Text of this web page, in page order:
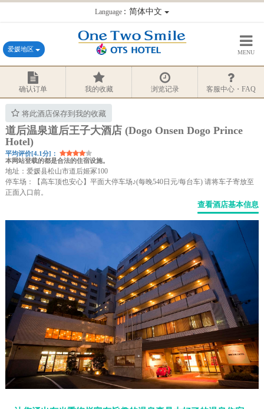
Language：简体中文
爱媛地区 MENU
确认订单 我的收藏 浏览记录 客服中心・FAQ
将此酒店保存到我的收藏
道后温泉道后王子大酒店 (Dogo Onsen Dogo Prince
Hotel)
平均评价[4.1分]：
本网站登载的都是合法的住宿设施。
地址：爱媛县松山市道后姬冢100
停车场：【高车顶也安心】平面大停车场♪(每晚540日元/每台车) 请将车子寄放至
正面入口前。
查看酒店基本信息